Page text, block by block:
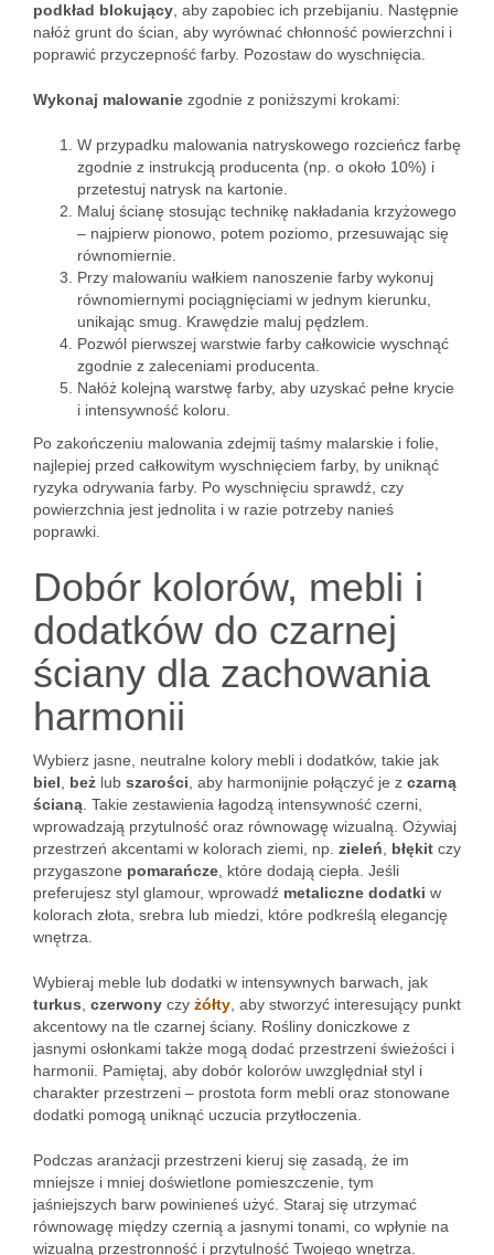
podkład blokujący , aby zapobiec ich przebijaniu. Następnie
nałóż grunt do ścian, aby wyrównać chłonność powierzchni i
poprawić przyczepność farby. Pozostaw do wyschnięcia.
Wykonaj malowanie zgodnie z poniższymi krokami:
W przypadku malowania natryskowego rozcieńcz farbę
zgodnie z instrukcją producenta (np. o około 10%) i
przetestuj natrysk na kartonie.
Maluj ścianę stosując technikę nakładania krzyżowego
– najpierw pionowo, potem poziomo, przesuwając się
równomiernie.
Przy malowaniu wałkiem nanoszenie farby wykonuj
równomiernymi pociągnięciami w jednym kierunku,
unikając smug. Krawędzie maluj pędzlem.
Pozwól pierwszej warstwie farby całkowicie wyschnąć
zgodnie z zaleceniami producenta.
Nałóż kolejną warstwę farby, aby uzyskać pełne krycie
i intensywność koloru.
Po zakończeniu malowania zdejmij taśmy malarskie i folie,
najlepiej przed całkowitym wyschnięciem farby, by uniknąć
ryzyka odrywania farby. Po wyschnięciu sprawdź, czy
powierzchnia jest jednolita i w razie potrzeby nanieś
poprawki.
Dobór kolorów, mebli i
dodatków do czarnej
ściany dla zachowania
harmonii
Wybierz jasne, neutralne kolory mebli i dodatków, takie jak
biel
beż lub szarości , aby harmonijnie połączyć je z czarną
ścianą . Takie zestawienia łagodzą intensywność czerni,
wprowadzają przytulność oraz równowagę wizualną. Ożywiaj
przestrzeń akcentami w kolorach ziemi, np. zieleń błękit czy
przygaszone pomarańcze , które dodają ciepła. Jeśli
preferujesz styl glamour, wprowadź metaliczne dodatki w
kolorach złota, srebra lub miedzi, które podkreślą elegancję
wnętrza.
Wybieraj meble lub dodatki w intensywnych barwach, jak
turkus czerwony czy żółty , aby stworzyć interesujący punkt
akcentowy na tle czarnej ściany. Rośliny doniczkowe z
jasnymi osłonkami także mogą dodać przestrzeni świeżości i
harmonii. Pamiętaj, aby dobór kolorów uwzględniał styl i
charakter przestrzeni – prostota form mebli oraz stonowane
dodatki pomogą uniknąć uczucia przytłoczenia.
Podczas aranżacji przestrzeni kieruj się zasadą, że im
mniejsze i mniej doświetlone pomieszczenie, tym
jaśniejszych barw powinieneś użyć. Staraj się utrzymać
równowagę między czernią a jasnymi tonami, co wpłynie na
wizualną przestronność i przytulność Twojego wnętrza.